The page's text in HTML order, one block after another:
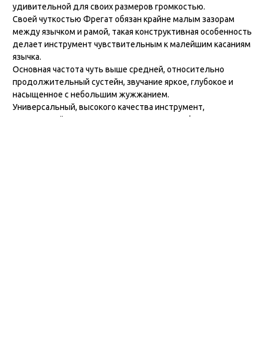
удивительной для своих размеров громкостью.
Своей чуткостью Фрегат обязан крайне малым зазорам
между язычком и рамой, такая конструктивная особенность
делает инструмент чувствительным к малейшим касаниям
язычка.
Основная частота чуть выше средней, относительно
продолжительный сустейн, звучание яркое, глубокое и
насыщенное с небольшим жужжанием.
Универсальный, высокого качества инструмент,
подходящий как для начинающих, так и профессионалов.